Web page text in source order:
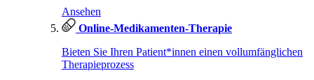
Ansehen
Online-Medikamenten-Therapie
Bieten Sie Ihren Patient*innen einen vollumfänglichen
Therapieprozess